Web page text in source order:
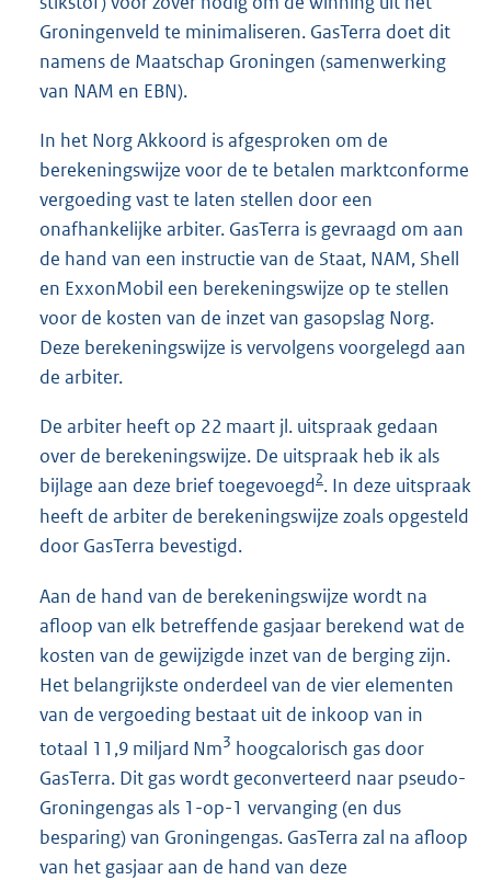
Groningenveld te minimaliseren. GasTerra doet dit
namens de Maatschap Groningen (samenwerking
van NAM en EBN).
In het Norg Akkoord is afgesproken om de
berekeningswijze voor de te betalen marktconforme
vergoeding vast te laten stellen door een
onafhankelijke arbiter. GasTerra is gevraagd om aan
de hand van een instructie van de Staat, NAM, Shell
en ExxonMobil een berekeningswijze op te stellen
voor de kosten van de inzet van gasopslag Norg.
Deze berekeningswijze is vervolgens voorgelegd aan
de arbiter.
De arbiter heeft op 22 maart jl. uitspraak gedaan
over de berekeningswijze. De uitspraak heb ik als
bijlage aan deze brief toegevoegd2. In deze uitspraak
heeft de arbiter de berekeningswijze zoals opgesteld
door GasTerra bevestigd.
Aan de hand van de berekeningswijze wordt na
afloop van elk betreffende gasjaar berekend wat de
kosten van de gewijzigde inzet van de berging zijn.
Het belangrijkste onderdeel van de vier elementen
van de vergoeding bestaat uit de inkoop van in
totaal 11,9 miljard Nm3 hoogcalorisch gas door
GasTerra. Dit gas wordt geconverteerd naar pseudo-
Groningengas als 1-op-1 vervanging (en dus
besparing) van Groningengas. GasTerra zal na afloop
van het gasjaar aan de hand van deze